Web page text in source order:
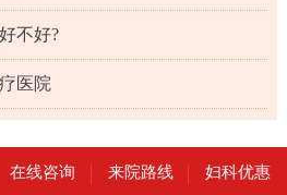
不好?
医院
在线咨询 来院路线 妇科优惠